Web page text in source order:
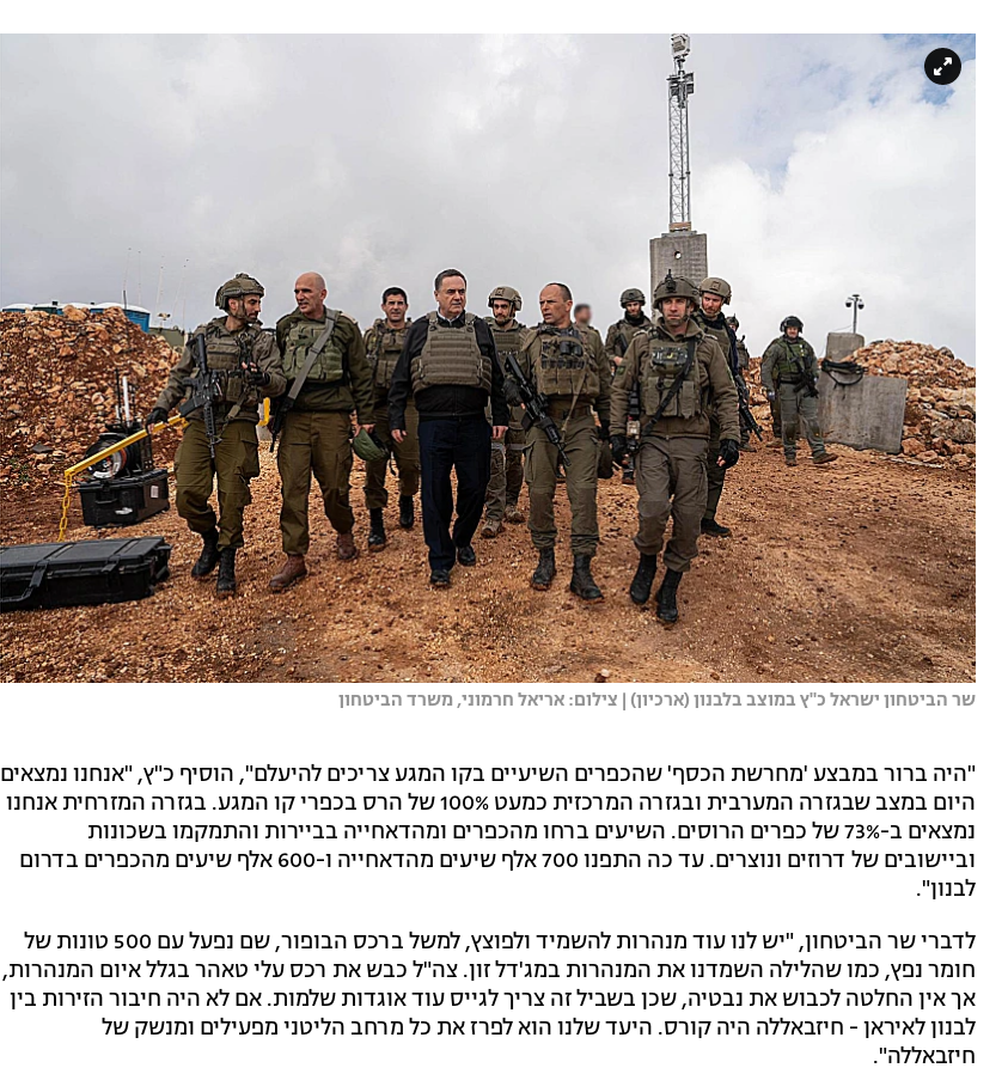
שר הביטחון ישראל כ"ץ במוצב בלבנון (ארכיון) | צילום: אריאל חרמוני, משרד הביטחון
"היה ברור במבצע 'מחרשת הכסף' שהכפרים השיעיים בקו המגע צריכים להיעלם", הוסיף כ"ץ, "אנחנו נמצאים
היום במצב שבגזרה המערבית ובגזרה המרכזית כמעט 100% של הרס בכפרי קו המגע. בגזרה המזרחית אנחנו
נמצאים ב-73% של כפרים הרוסים. השיעים ברחו מהכפרים ומהדאחייה בביירות והתמקמו בשכונות
וביישובים של דרוזים ונוצרים. עד כה התפנו 700 אלף שיעים מהדאחייה ו-600 אלף שיעים מהכפרים בדרום
לבנון".
לדברי שר הביטחון, "יש לנו עוד מנהרות להשמיד ולפוצץ, למשל ברכס הבופור, שם נפעל עם 500 טונות של
חומר נפץ, כמו שהלילה השמדנו את המנהרות במג'דל זון. צה"ל כבש את רכס עלי טאהר בגלל איום המנהרות,
אך אין החלטה לכבוש את נבטיה, שכן בשביל זה צריך לגייס עוד אוגדות שלמות. אם לא היה חיבור הזירות בין
לבנון לאיראן - חיזבאללה היה קורס. היעד שלנו הוא לפרז את כל מרחב הליטני מפעילים ומנשק של
חיזבאללה".